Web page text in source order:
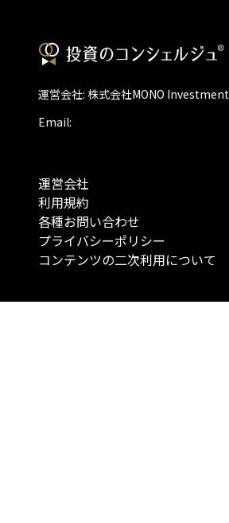
運営会社: 株式会社MONO Investment
Email:
運営会社
利用規約
各種お問い合わせ
プライバシーポリシー
コンテンツの二次利用について